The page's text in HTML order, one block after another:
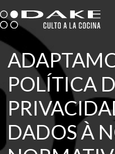
to
content
POLÍTICA
DADOS À